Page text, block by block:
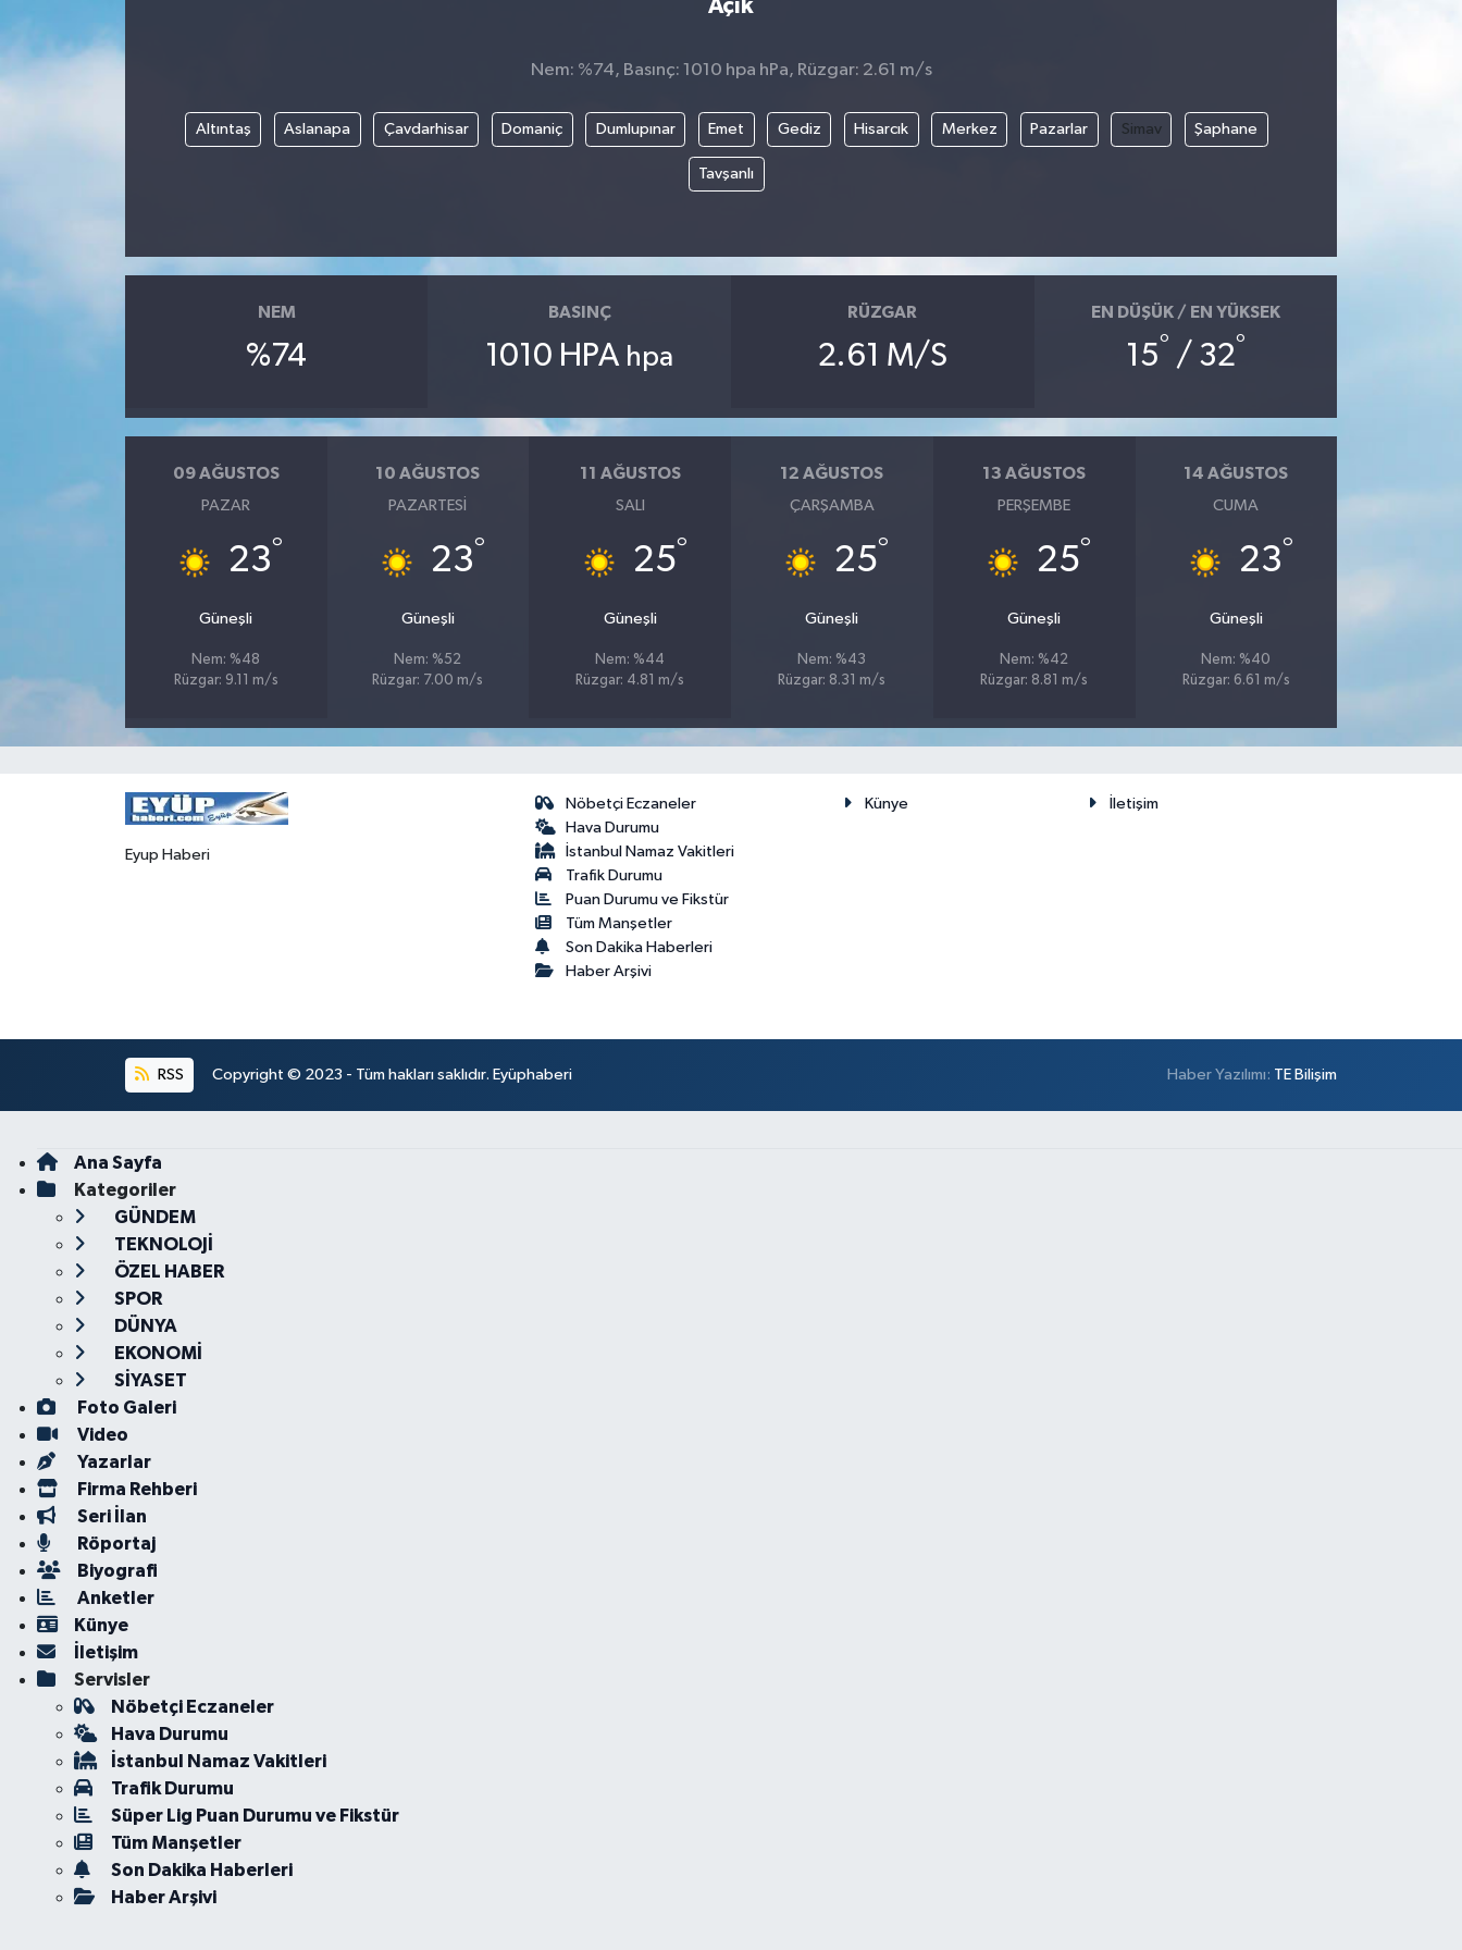
Açık
Nem: %74, Basınç: 1010 hpa hPa, Rüzgar: 2.61 m/s
Altıntaş Aslanapa Çavdarhisar Domaniç Dumlupınar Emet Gediz Hisarcık Merkez Pazarlar Simav Şaphane
Tavşanlı
NEM
%74
BASINÇ
1010 HPA hpa
RÜZGAR
2.61 M/S
EN DÜŞÜK / EN YÜKSEK
15° / 32°
09 AĞUSTOS
PAZAR
23°
Güneşli
Nem: %48
Rüzgar: 9.11 m/s
10 AĞUSTOS
PAZARTESI
23°
Güneşli
Nem: %52
Rüzgar: 7.00 m/s
11 AĞUSTOS
SALI
25°
Güneşli
Nem: %44
Rüzgar: 4.81 m/s
12 AĞUSTOS
ÇARŞAMBA
25°
Güneşli
Nem: %43
Rüzgar: 8.31 m/s
13 AĞUSTOS
PERŞEMBE
25°
Güneşli
Nem: %42
Rüzgar: 8.81 m/s
14 AĞUSTOS
CUMA
23°
Güneşli
Nem: %40
Rüzgar: 6.61 m/s
Eyup Haberi
Nöbetçi Eczaneler
Hava Durumu
İstanbul Namaz Vakitleri
Trafik Durumu
Puan Durumu ve Fikstür
Tüm Manşetler
Son Dakika Haberleri
Haber Arşivi
Künye İletişim
RSS Copyright © 2023 - Tüm hakları saklıdır. Eyüphaberi Haber Yazılımı: TE Bilişim
Ana Sayfa
Kategoriler
GÜNDEM
TEKNOLOJİ
ÖZEL HABER
SPOR
DÜNYA
EKONOMİ
SİYASET
Foto Galeri
Video
Yazarlar
Firma Rehberi
Seri İlan
Röportaj
Biyografi
Anketler
Künye
İletişim
Servisler
Nöbetçi Eczaneler
Hava Durumu
İstanbul Namaz Vakitleri
Trafik Durumu
Süper Lig Puan Durumu ve Fikstür
Tüm Manşetler
Son Dakika Haberleri
Haber Arşivi